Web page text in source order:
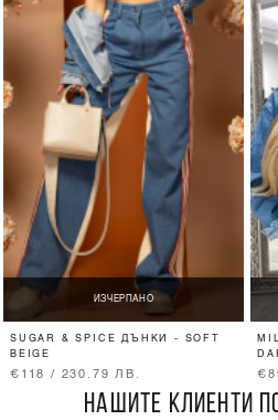
ИЗЧЕРПАНО
SUGAR & SPICE ДЪНКИ - SOFT
BEIGE
€118 / 230.79 ЛВ.
НАШИТЕ КЛИЕНТИ